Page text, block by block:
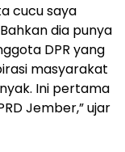
cucu saya
dia punya
DPR yang
masyarakat
Ini pertama
Jember,” ujar